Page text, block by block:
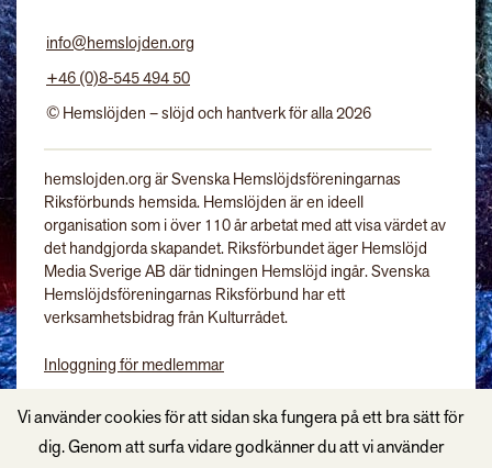
info@hemslojden.org
+46 (0)8-545 494 50
© Hemslöjden – slöjd och hantverk för alla 2026
hemslojden.org är Svenska Hemslöjdsföreningarnas
Riksförbunds hemsida. Hemslöjden är en ideell
organisation som i över 110 år arbetat med att visa värdet av
det handgjorda skapandet. Riksförbundet äger Hemslöjd
Media Sverige AB där tidningen Hemslöjd ingår. Svenska
Hemslöjdsföreningarnas Riksförbund har ett
verksamhetsbidrag från Kulturrådet.
Inloggning för medlemmar
Vi använder cookies för att sidan ska fungera på ett bra sätt för
dig. Genom att surfa vidare godkänner du att vi använder